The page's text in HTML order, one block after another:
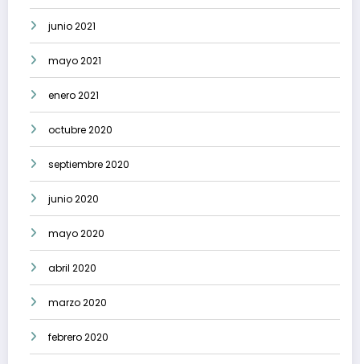
junio 2021
mayo 2021
enero 2021
octubre 2020
septiembre 2020
junio 2020
mayo 2020
abril 2020
marzo 2020
febrero 2020